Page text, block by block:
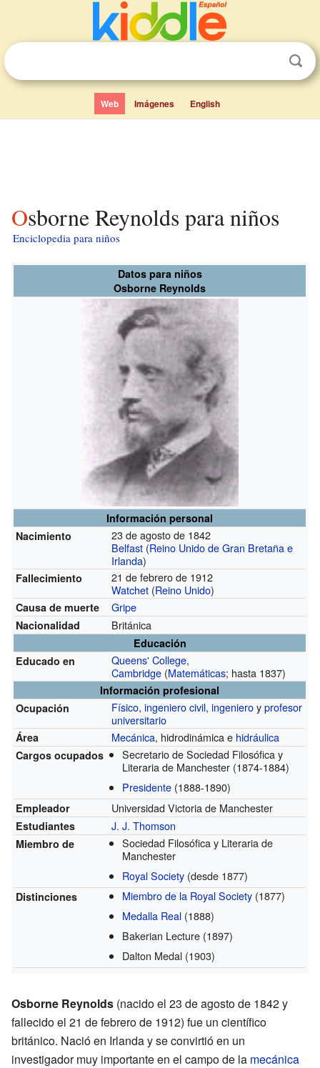
Web Imágenes English
Osborne Reynolds para niños
Enciclopedia para niños
Datos para niños
Osborne Reynolds
Información personal
Nacimiento
23 de agosto de 1842
Belfast (Reino Unido de Gran Bretaña e
Irlanda)
Fallecimiento
21 de febrero de 1912
Watchet (Reino Unido)
Causa de muerte Gripe
Nacionalidad Británica
Educación
Educado en
Queens' College,
Cambridge (Matemáticas; hasta 1837)
Información profesional
Ocupación
Físico,ingeniero civil,ingenieroyprofesor
universitario
Área Mecánica, hidrodinámica e hidráulica
Cargos ocupados
Secretario de Sociedad Filosófica y
Literaria de Manchester (1874-1884)
Presidente (1888-1890)
Empleador Universidad Victoria de Manchester
Estudiantes J. J. Thomson
Miembro de
Sociedad Filosófica y Literaria de
Manchester
Royal Society (desde 1877)
Distinciones Miembro de la Royal Society (1877)
Medalla Real (1888)
Bakerian Lecture (1897)
Dalton Medal (1903)
Osborne Reynolds (nacido el 23 de agosto de 1842 y
fallecido el 21 de febrero de 1912) fue un científico
británico. Nació en Irlanda y se convirtió en un
investigador muy importante en el campo de la mecánica